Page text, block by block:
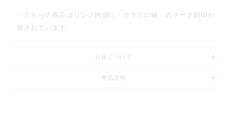
商品説明
仕様について
・こちらの商品はリング内側に「ガラスの靴」のマーク刻印が
施されています。